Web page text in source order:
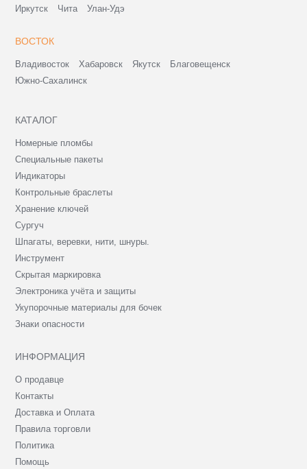
Иркутск Чита Улан-Удэ
ВОСТОК
Владивосток Хабаровск Якутск
Благовещенск
Южно-Сахалинск
КАТАЛОГ
Номерные пломбы
Специальные пакеты
Индикаторы
Контрольные браслеты
Хранение ключей
Сургуч
Шпагаты, веревки, нити, шнуры.
Инструмент
Скрытая маркировка
Электроника учёта и защиты
Укупорочные материалы для бочек
Знаки опасности
ИНФОРМАЦИЯ
О продавце
Контакты
Доставка и Оплата
Правила торговли
Политика
Помощь